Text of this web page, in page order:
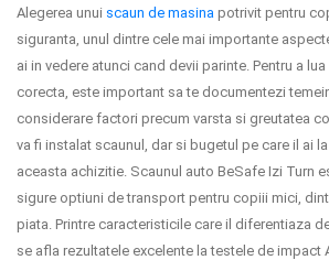
Alegerea unui scaun de masina potrivit pentru
siguranta, unul dintre cele mai importante
ai in vedere atunci cand devii parinte. Pentru a
corecta, este important sa te documentezi
considerare factori precum varsta si greutatea
va fi instalat scaunul, dar si bugetul pe care il ai
aceasta achizitie. Scaunul auto BeSafe Izi Turn
sigure optiuni de transport pentru copiii mici,
piata. Printre caracteristicile care il diferentiaza
se afla rezultatele excelente la testele de impact